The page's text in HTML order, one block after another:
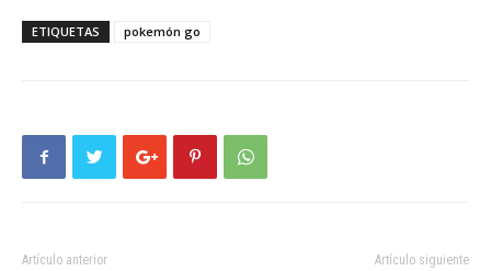
ETIQUETAS pokemón go
Artículo anterior Artículo siguiente